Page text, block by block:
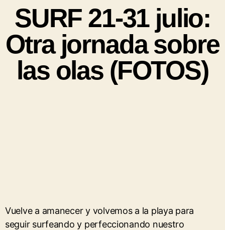
SURF 21-31 julio:
Otra jornada sobre
las olas (FOTOS)
Vuelve a amanecer y volvemos a la playa para
seguir surfeando y perfeccionando nuestro